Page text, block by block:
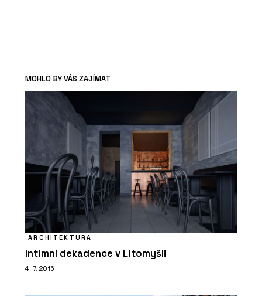
MOHLO BY VÁS ZAJÍMAT
ARCHITEKTURA
Intimní dekadence v Litomyšli
4. 7. 2016